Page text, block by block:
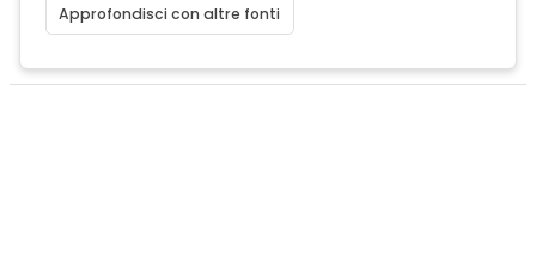
Approfondisci con altre fonti